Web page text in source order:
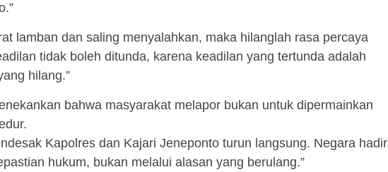
lamban dan saling menyalahkan, maka hilanglah rasa percaya
tidak boleh ditunda, karena keadilan yang tertunda adalah
hilang.”
bahwa masyarakat melapor bukan untuk dipermainkan
Kapolres dan Kajari Jeneponto turun langsung. Negara hadir
hukum, bukan melalui alasan yang berulang.”